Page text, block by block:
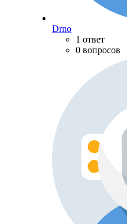
Drno
1 ответ
0 вопросов